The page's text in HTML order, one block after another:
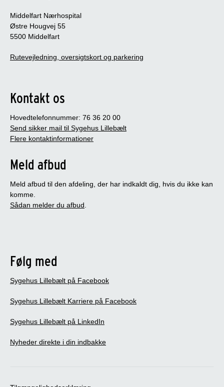
Middelfart Nærhospital
Østre Hougvej 55
5500 Middelfart
Rutevejledning, oversigtskort og parkering
Kontakt os
Hovedtelefonnummer: 76 36 20 00
Send sikker mail til Sygehus Lillebælt
Flere kontaktinformationer
Meld afbud
Meld afbud til den afdeling, der har indkaldt dig, hvis du ikke kan
komme.
Sådan melder du afbud.
Følg med
Sygehus Lillebælt på Facebook
Sygehus Lillebælt Karriere på Facebook
Sygehus Lillebælt på LinkedIn
Nyheder direkte i din indbakke